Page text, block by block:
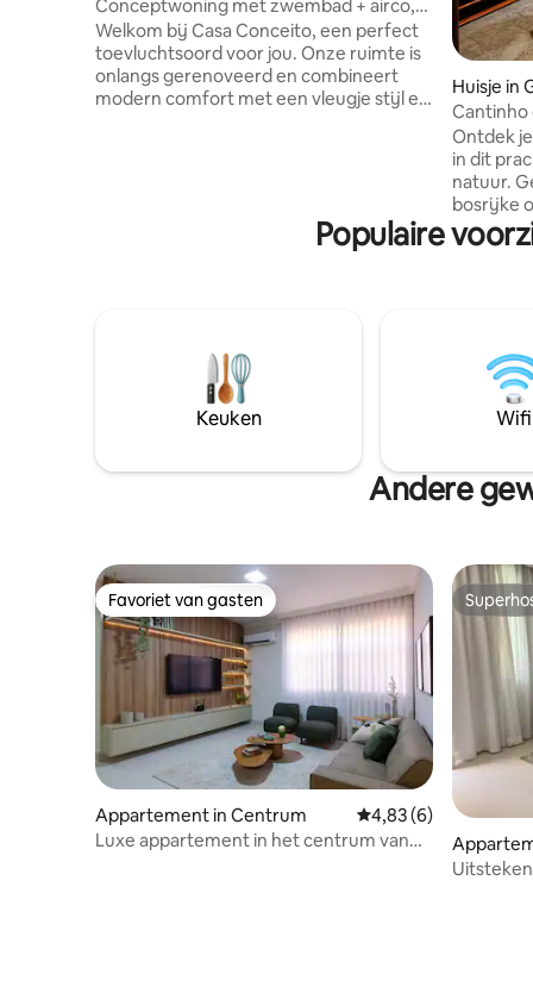
Conceptwoning met zwembad + airco,
uitzonderlijke locatie
Welkom bij Casa Conceito, een perfect
toevluchtsoord voor jou. Onze ruimte is
onlangs gerenoveerd en combineert
modern comfort met een vleugje stijl en
airconditioning • Kamer 03 met ventilator
twee auto's • WIJ BIEDEN
BEDDENGODEN EN BADLINNEN.
Huisje in
es
Cantinho
Ontdek
in dit
natuur. Gelegen in een rustige en
bosrijke
een
leven en
gratis
vlucht
van de
Populaire
Keuken Wifi
Andere
Favoriet van gasten
Favoriet van gasten
Appartement in Centrum Gemiddelde
4,83 (6)
Luxe appartement in het centrum van